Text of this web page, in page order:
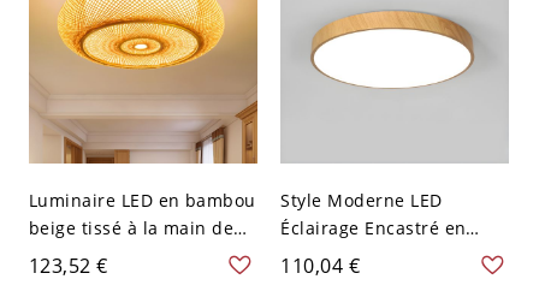
Luminaire LED en bambou
beige tissé à la main de
style asiatique, plafonnier
oblong de 16" de large
123,52 €
Style Moderne LED
Éclairage Encastré en
Beige Plafonnier en Métal
en Forme Ronde - 110 V-
110,04 €